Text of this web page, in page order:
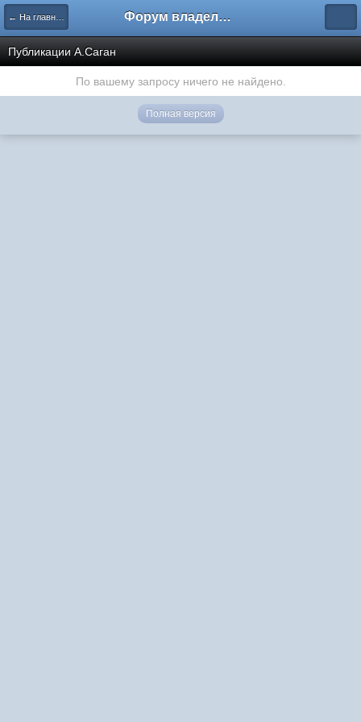
← На главную Форум владельцев интернет-магазинов
Публикации А.Саган
По вашему запросу ничего не найдено.
Полная версия